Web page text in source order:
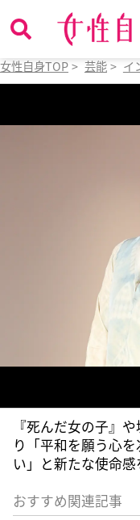
女性自身TOP > 芸能 > イ
『死んだ女の子』
り「平和を願う心
い」と新たな使命
おすすめ関連記事